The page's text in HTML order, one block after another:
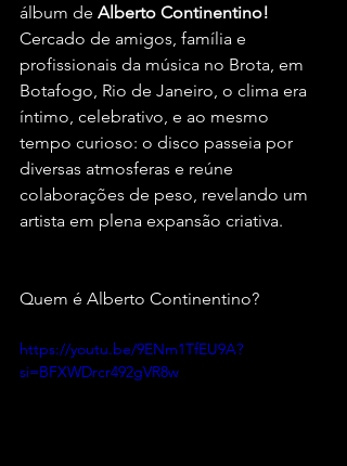
álbum de Alberto Continentino!
Cercado de amigos, família e
profissionais da música no Brota, em
Botafogo, Rio de Janeiro, o clima era
íntimo, celebrativo, e ao mesmo
tempo curioso: o disco passeia por
diversas atmosferas e reúne
colaborações de peso, revelando um
artista em plena expansão criativa.
Quem é Alberto Continentino?
https://youtu.be/9ENm1TfEU9A?
si=BFXWDrcr492gVR8w